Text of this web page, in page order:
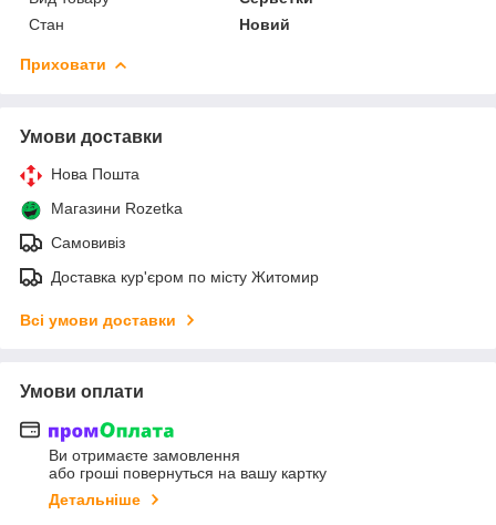
Стан
Новий
Приховати
Умови доставки
Нова Пошта
Магазини Rozetka
Самовивіз
Доставка кур'єром по місту Житомир
Всі умови доставки
Умови оплати
Ви отримаєте замовлення
або гроші повернуться на вашу картку
Детальніше